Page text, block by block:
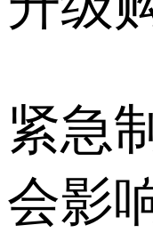
紧急
会影